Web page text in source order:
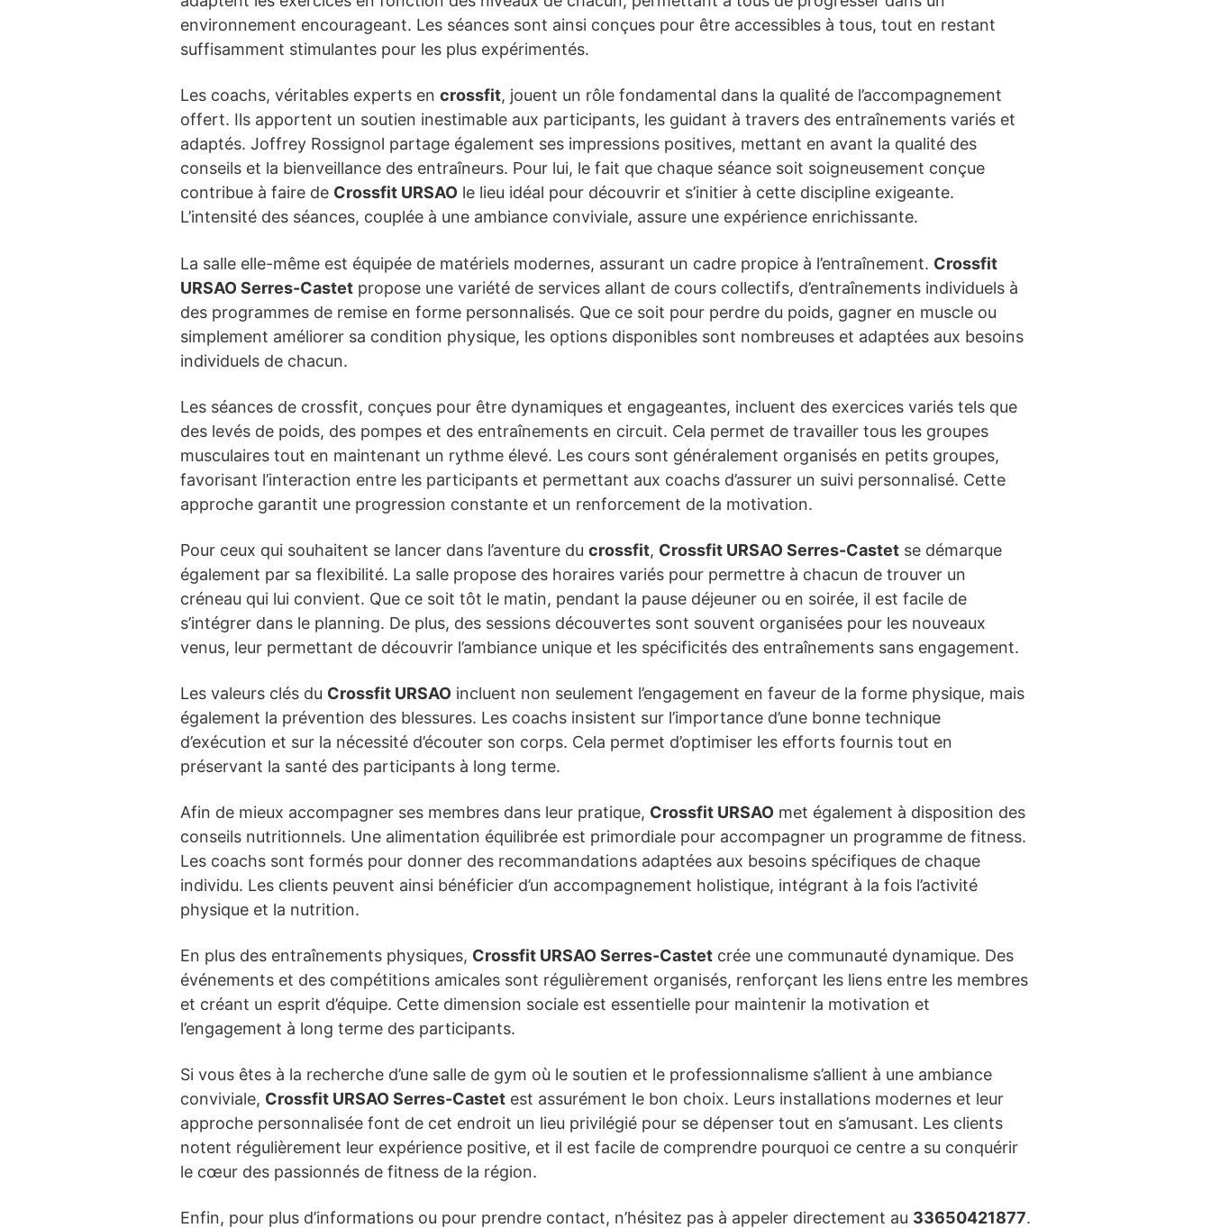
environnement encourageant. Les séances sont ainsi conçues pour être accessibles à tous, tout en restant
suffisamment stimulantes pour les plus expérimentés.
Les coachs, véritables experts en crossfit, jouent un rôle fondamental dans la qualité de l’accompagnement
offert. Ils apportent un soutien inestimable aux participants, les guidant à travers des entraînements variés et
adaptés. Joffrey Rossignol partage également ses impressions positives, mettant en avant la qualité des
conseils et la bienveillance des entraîneurs. Pour lui, le fait que chaque séance soit soigneusement conçue
contribue à faire de Crossfit URSAO le lieu idéal pour découvrir et s’initier à cette discipline exigeante.
L’intensité des séances, couplée à une ambiance conviviale, assure une expérience enrichissante.
La salle elle-même est équipée de matériels modernes, assurant un cadre propice à l’entraînement. Crossfit
URSAO Serres-Castet propose une variété de services allant de cours collectifs, d’entraînements individuels à
des programmes de remise en forme personnalisés. Que ce soit pour perdre du poids, gagner en muscle ou
simplement améliorer sa condition physique, les options disponibles sont nombreuses et adaptées aux besoins
individuels de chacun.
Les séances de crossfit, conçues pour être dynamiques et engageantes, incluent des exercices variés tels que
des levés de poids, des pompes et des entraînements en circuit. Cela permet de travailler tous les groupes
musculaires tout en maintenant un rythme élevé. Les cours sont généralement organisés en petits groupes,
favorisant l’interaction entre les participants et permettant aux coachs d’assurer un suivi personnalisé. Cette
approche garantit une progression constante et un renforcement de la motivation.
Pour ceux qui souhaitent se lancer dans l’aventure du crossfit, Crossfit URSAO Serres-Castet se démarque
également par sa flexibilité. La salle propose des horaires variés pour permettre à chacun de trouver un
créneau qui lui convient. Que ce soit tôt le matin, pendant la pause déjeuner ou en soirée, il est facile de
s’intégrer dans le planning. De plus, des sessions découvertes sont souvent organisées pour les nouveaux
venus, leur permettant de découvrir l’ambiance unique et les spécificités des entraînements sans engagement.
Les valeurs clés du Crossfit URSAO incluent non seulement l’engagement en faveur de la forme physique, mais
également la prévention des blessures. Les coachs insistent sur l’importance d’une bonne technique
d’exécution et sur la nécessité d’écouter son corps. Cela permet d’optimiser les efforts fournis tout en
préservant la santé des participants à long terme.
Afin de mieux accompagner ses membres dans leur pratique, Crossfit URSAO met également à disposition des
conseils nutritionnels. Une alimentation équilibrée est primordiale pour accompagner un programme de fitness.
Les coachs sont formés pour donner des recommandations adaptées aux besoins spécifiques de chaque
individu. Les clients peuvent ainsi bénéficier d’un accompagnement holistique, intégrant à la fois l’activité
physique et la nutrition.
En plus des entraînements physiques, Crossfit URSAO Serres-Castet crée une communauté dynamique. Des
événements et des compétitions amicales sont régulièrement organisés, renforçant les liens entre les membres
et créant un esprit d’équipe. Cette dimension sociale est essentielle pour maintenir la motivation et
l’engagement à long terme des participants.
Si vous êtes à la recherche d’une salle de gym où le soutien et le professionnalisme s’allient à une ambiance
conviviale, Crossfit URSAO Serres-Castet est assurément le bon choix. Leurs installations modernes et leur
approche personnalisée font de cet endroit un lieu privilégié pour se dépenser tout en s’amusant. Les clients
notent régulièrement leur expérience positive, et il est facile de comprendre pourquoi ce centre a su conquérir
le cœur des passionnés de fitness de la région.
Enfin, pour plus d’informations ou pour prendre contact, n’hésitez pas à appeler directement au 33650421877.